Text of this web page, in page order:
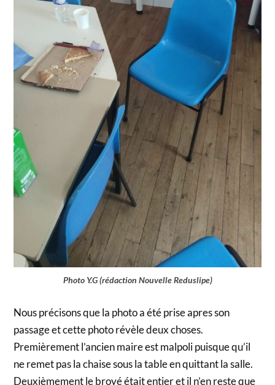
Photo Y.G (rédaction Nouvelle Reduslipe)
Nous précisons que la photo a été prise apres son
passage et cette photo révèle deux choses.
Premièrement l’ancien maire est malpoli puisque qu’il
ne remet pas la chaise sous la table en quittant la salle.
Deuxièmement le broyé était entier et il n’en reste que